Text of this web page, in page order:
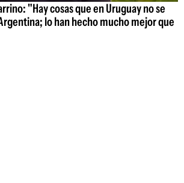
"Hay cosas que en Uruguay no se
lo han hecho mucho mejor que